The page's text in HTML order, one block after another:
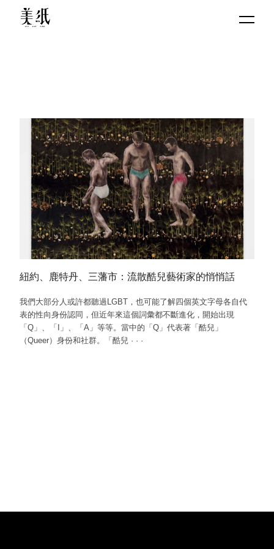
紐約、鹿特丹、三藩市：流散酷兒藝術家的悄悄話
我們大部分人或許都聽過LGBT，也可能了解四個英文字母各自代
表的性向身份認同，但近年來這個詞彙都不斷進化，開始出現
「Q」、「I」、「A」等等。當中的「Q」代表著「酷兒」
（Queer）身份和社群。「酷兒 · · ·